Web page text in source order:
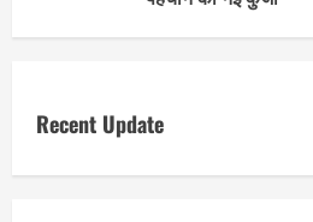
Recent Update